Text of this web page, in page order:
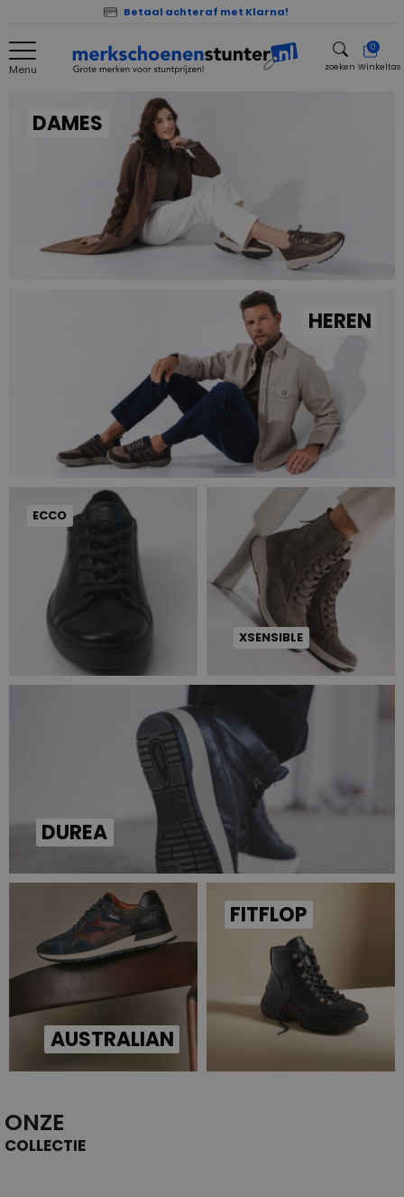
Betaal achteraf met Klarna!
Menu zoeken
0
Winkeltas
DAMES
HEREN
ECCO
XSENSIBLE
DUREA
AUSTRALIAN
FITFLOP
ONZE
COLLECTIE